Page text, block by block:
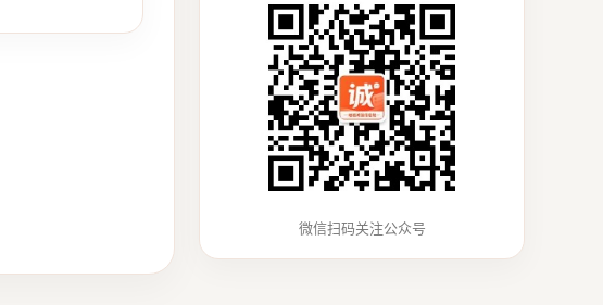
微信扫码关注公众号